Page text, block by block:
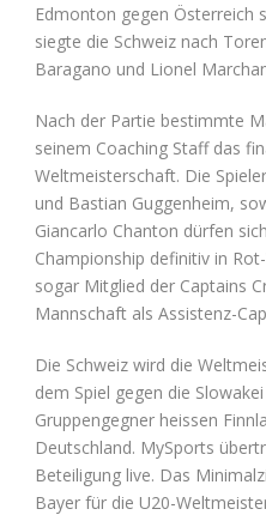
Edmonton gegen Österreich
siegte die Schweiz nach
Baragano und Lionel
Nach der Partie bestimmte
seinem Coaching Staff das
Weltmeisterschaft. Die
und Bastian Guggenheim,
Giancarlo Chanton dürfen
Championship definitiv in
sogar Mitglied der Captains
Mannschaft als Assistenz-
Die Schweiz wird die
dem Spiel gegen die
Gruppengegner heissen
Deutschland. MySports
Beteiligung live. Das
Bayer für die U20-